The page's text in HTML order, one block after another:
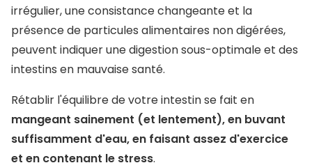
irrégulier, une consistance changeante et la
présence de particules alimentaires non digérées,
peuvent indiquer une digestion sous-optimale et des
intestins en mauvaise santé.
Rétablir l'équilibre de votre intestin se fait en
mangeant sainement (et lentement), en buvant
suffisamment d'eau, en faisant assez d'exercice
et en contenant le stress.